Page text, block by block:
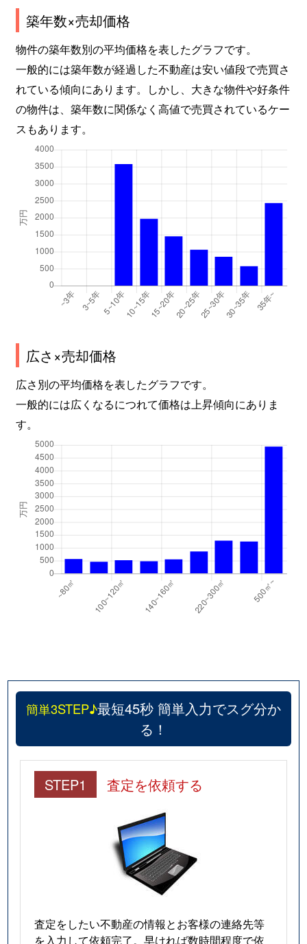
築年数×売却価格
物件の築年数別の平均価格を表したグラフです。
一般的には築年数が経過した不動産は安い値段で売買さ
れている傾向にあります。しかし、大きな物件や好条件
の物件は、築年数に関係なく高値で売買されているケー
スもあります。
広さ×売却価格
広さ別の平均価格を表したグラフです。
一般的には広くなるにつれて価格は上昇傾向にありま
す。
簡単3STEP♪最短45秒 簡単入力でスグ分か
る！
STEP1 査定を依頼する
査定をしたい不動産の情報とお客様の連絡先等
を入力して依頼完了。早ければ数時間程度で依